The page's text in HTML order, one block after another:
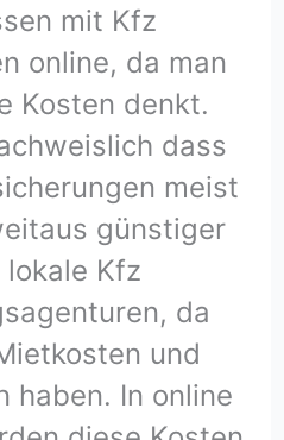
mit Kfz
online, da man
Kosten denkt.
dass
meist
günstiger
Kfz
da
und
haben. In online